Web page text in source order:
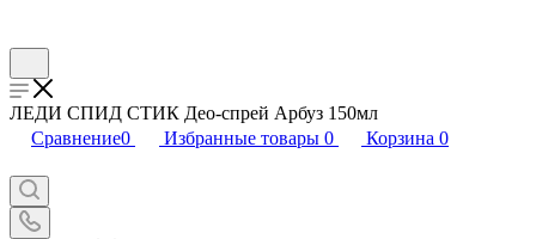
ЛЕДИ СПИД СТИК Део-спрей Арбуз 150мл
Сравнение0 Избранные товары 0 Корзина 0